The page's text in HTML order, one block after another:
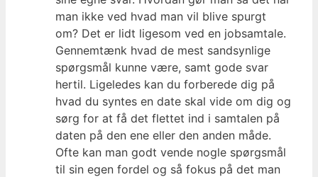
man ikke ved hvad man vil blive spurgt
om? Det er lidt ligesom ved en jobsamtale.
Gennemtænk hvad de mest sandsynlige
spørgsmål kunne være, samt gode svar
hertil. Ligeledes kan du forberede dig på
hvad du syntes en date skal vide om dig og
sørg for at få det flettet ind i samtalen på
daten på den ene eller den anden måde.
Ofte kan man godt vende nogle spørgsmål
til sin egen fordel og så fokus på det man